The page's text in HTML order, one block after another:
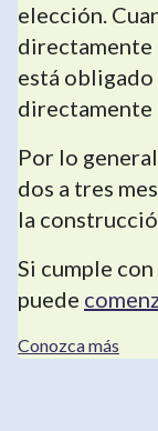
elección.
directamente
está obligado
directamente
Por lo
dos a tres
la
Si cumple
puede
Conozca más